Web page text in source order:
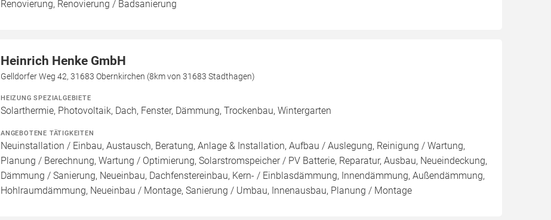
Renovierung, Renovierung / Badsanierung
Heinrich Henke GmbH
Gelldorfer Weg 42, 31683 Obernkirchen (8km von 31683 Stadthagen)
HEIZUNG SPEZIALGEBIETE
Solarthermie, Photovoltaik, Dach, Fenster, Dämmung, Trockenbau, Wintergarten
ANGEBOTENE TÄTIGKEITEN
Neuinstallation / Einbau, Austausch, Beratung, Anlage & Installation, Aufbau / Auslegung, Reinigung / Wartung,
Planung / Berechnung, Wartung / Optimierung, Solarstromspeicher / PV Batterie, Reparatur, Ausbau, Neueindeckung,
Dämmung / Sanierung, Neueinbau, Dachfenstereinbau, Kern- / Einblasdämmung, Innendämmung, Außendämmung,
Hohlraumdämmung, Neueinbau / Montage, Sanierung / Umbau, Innenausbau, Planung / Montage